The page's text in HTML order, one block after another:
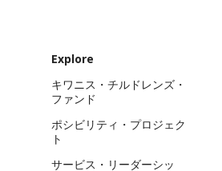
Explore
キワニス・チルドレンズ・
ファンド
ポシビリティ・プロジェク
ト
サービス・リーダーシッ